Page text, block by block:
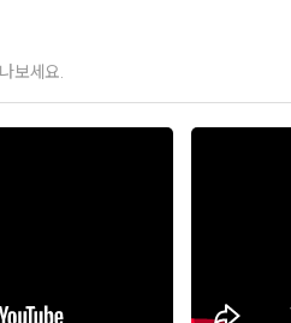
보세요.